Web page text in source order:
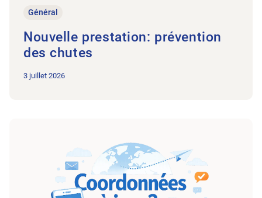
Général
Nouvelle prestation: prévention
des chutes
3 juillet 2026